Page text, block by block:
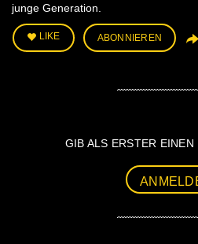
junge Generation.
LIKE ABONNIEREN
GIB ALS ERSTER EINEN